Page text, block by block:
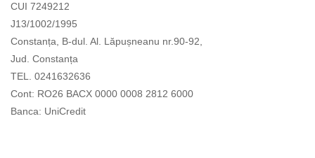
CUI 7249212
J13/1002/1995
Constanța, B-dul. Al. Lăpușneanu nr.90-92,
Jud. Constanța
TEL. 0241632636
Cont: RO26 BACX 0000 0008 2812 6000
Banca: UniCredit